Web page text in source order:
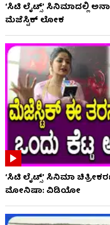
‘ಸಿಟಿ ಲೈಟ್ಸ್’ ಸಿನಿಮಾದಲ್ಲಿ
ಮೆಜೆಸ್ಟಿಕ್ ಲೋಕ
‘ಸಿಟಿ ಲೈಟ್ಸ್’ ಸಿನಿಮಾ
ಮೋನಿಷಾ: ವಿಡಿಯೋ